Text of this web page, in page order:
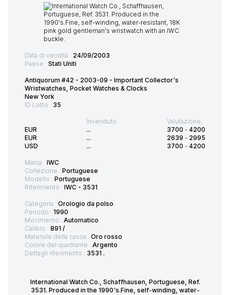
Data di vendita : 24/09/2003
Paese : Stati Uniti
Antiquorum #42 - 2003-09 - Important Collector's
Wristwatches, Pocket Watches & Clocks
New York
ID Lotto : 35
EUR
EUR
USD
Invenduto
...
...
...
Valutazione:
3700 - 4200
2639 - 2995
3700 - 4200
Marca : IWC
Collezione : Portuguese
Modello : Portuguese
Riferimento : IWC - 3531
Categoria : Orologio da polso
Periodo : 1990
Movimento : Automatico
Calibro : 891 /
Materiale della cassa : Oro rosso
Colore del quadrante : Argento
Dettagli riferimento : 3531 .
International Watch Co., Schaffhausen, Portuguese, Ref.
3531. Produced in the 1990's.Fine, self-winding, water-